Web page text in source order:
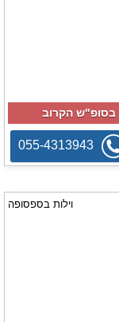
055-4313943
וילות בספסופה